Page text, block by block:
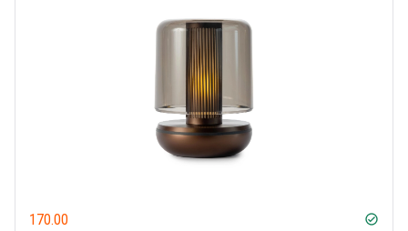
170.00 check_circle